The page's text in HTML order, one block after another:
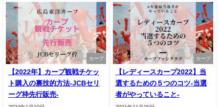
カープ
【2022年】カープ観戦チケッ
ト購入の裏技的方法-JCBセリ
ーグ枠先行販売-
カープ
【レディースカープ2022】当
選するための５つのコツ-当選
者がやっていること-